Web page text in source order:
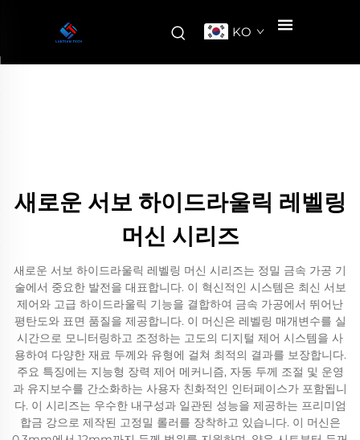
KO
새로운 서보 하이드라울릭 레벨링
머신 시리즈
새로운 서보 하이드라울릭 레벨링 머신 시리즈는 정밀 금속 가공 기
술에서 중요한 발전을 대표합니다. 이 혁신적인 시스템은 최신 서보
제어와 고급 하이드라울릭 기능을 결합하여 금속 가공에서 뛰어난
평탄도와 표면 품질을 제공합니다. 이 머신은 레벨링 매개변수를 실
시간으로 모니터링하고 조정하는 고도의 디지털 제어 시스템을 사
용하여 다양한 재료 두께와 유형에 걸쳐 최적의 결과를 보장합니다.
주요 특징에는 지능형 장력 제어 메커니즘, 자동 두께 조절 및 운영
과 유지보수를 간소화하는 사용자 친화적인 인터페이스가 포함됩니
다. 이 시리즈는 우수한 내구성과 일관된 성능을 제공하는 프리미엄
합금 강으로 제작된 고정밀 롤러를 장착하고 있습니다. 이 머신은